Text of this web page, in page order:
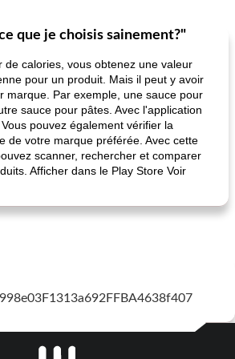
que je choisis sainement?"
de calories, vous obtenez une valeur
pour un produit. Mais il peut y avoir
marque. Par exemple, une sauce pour
sauce pour pâtes. Avec l'application
pouvez également vérifier la
de votre marque préférée. Avec cette
scanner, rechercher et comparer
Afficher dans le Play Store Voir